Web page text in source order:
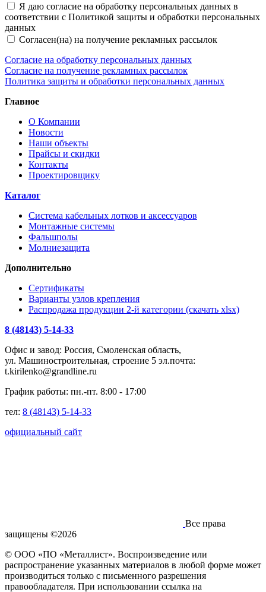
Я даю согласие на обработку персональных данных в
соответствии с Политикой защиты и обработки персональных
данных
Согласен(на) на получение рекламных рассылок
Согласие на обработку персональных данных
Согласие на получение рекламных рассылок
Политика защиты и обработки персональных данных
Главное
О Компании
Новости
Наши объекты
Прайсы и скидки
Контакты
Проектировщику
Каталог
Система кабельных лотков и аксессуаров
Монтажные системы
Фальшполы
Молниезащита
Дополнительно
Сертификаты
Варианты узлов крепления
Распродажа продукции 2-й категории (скачать xlsx)
8 (48143) 5-14-33
Офис и завод: Россия, Смоленская область,
ул. Машиностроительная, строение 5 эл.почта:
t.kirilenko@grandline.ru
График работы: пн.-пт. 8:00 - 17:00
тел: 8 (48143) 5-14-33
официальный сайт
Все права
защищены ©2026
© ООО «ПО «Металлист». Воспроизведение или
распространение указанных материалов в любой форме может
производиться только с письменного разрешения
правообладателя. При использовании ссылка на